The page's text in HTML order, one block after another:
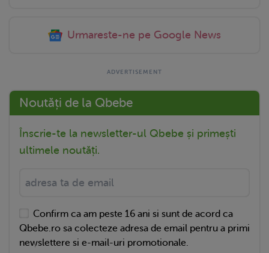
Urmareste-ne pe Google News
Noutăți de la Qbebe
Înscrie-te la newsletter-ul Qbebe și primești
ultimele noutăți.
Confirm ca am peste 16 ani si sunt de acord ca
Qbebe.ro sa colecteze adresa de email pentru a primi
newslettere si e-mail-uri promotionale.